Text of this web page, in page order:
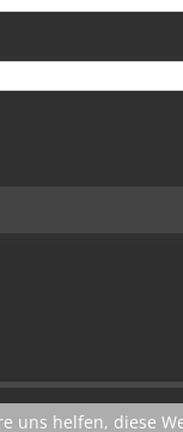
uns helfen, diese